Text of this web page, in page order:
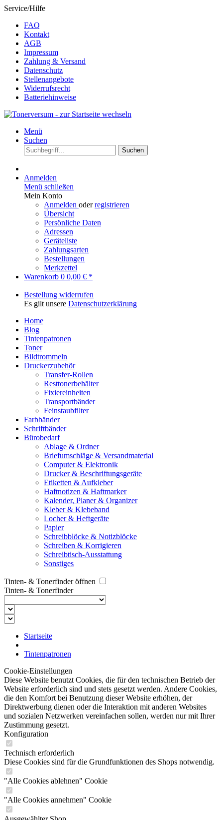
Service/Hilfe
FAQ
Kontakt
AGB
Impressum
Zahlung & Versand
Datenschutz
Stellenangebote
Widerrufsrecht
Batteriehinweise
Menü
Suchen
Suchen
Anmelden
Menü schließen
Mein Konto
Anmelden oderregistrieren
Übersicht
Persönliche Daten
Adressen
Geräteliste
Zahlungsarten
Bestellungen
Merkzettel
Warenkorb 0 0,00 € *
Bestellung widerrufen
Es gilt unsere Datenschutzerklärung
Home
Blog
Tintenpatronen
Toner
Bildtrommeln
Druckerzubehör
Transfer-Rollen
Resttonerbehälter
Fixiereinheiten
Transportbänder
Feinstaubfilter
Farbbänder
Schriftbänder
Bürobedarf
Ablage & Ordner
Briefumschläge & Versandmaterial
Computer & Elektronik
Drucker & Beschriftungsgeräte
Etiketten & Aufkleber
Haftnotizen & Haftmarker
Kalender, Planer & Organizer
Kleber & Klebeband
Locher & Heftgeräte
Papier
Schreibblöcke & Notizblöcke
Schreiben & Korrigieren
Schreibtisch-Ausstattung
Sonstiges
Tinten- & Tonerfinder öffnen
Tinten- & Tonerfinder
Startseite
Tintenpatronen
Cookie-Einstellungen
Diese Website benutzt Cookies, die für den technischen Betrieb der
Website erforderlich sind und stets gesetzt werden. Andere Cookies,
die den Komfort bei Benutzung dieser Website erhöhen, der
Direktwerbung dienen oder die Interaktion mit anderen Websites
und sozialen Netzwerken vereinfachen sollen, werden nur mit Ihrer
Zustimmung gesetzt.
Konfiguration
Technisch erforderlich
Diese Cookies sind für die Grundfunktionen des Shops notwendig.
"Alle Cookies ablehnen" Cookie
"Alle Cookies annehmen" Cookie